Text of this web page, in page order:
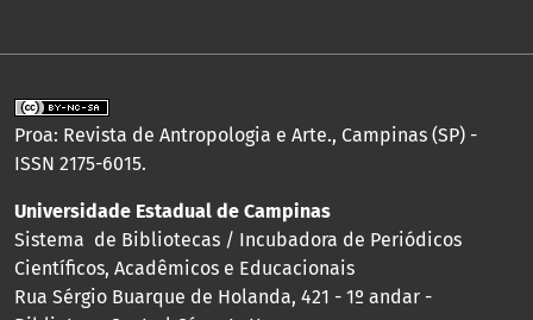
Proa: Revista de Antropologia e Arte., Campinas (SP) -
ISSN 2175-6015.
Universidade Estadual de Campinas
Sistema de Bibliotecas / Incubadora de Periódicos
Científicos, Acadêmicos e Educacionais
Rua Sérgio Buarque de Holanda, 421 - 1º andar -